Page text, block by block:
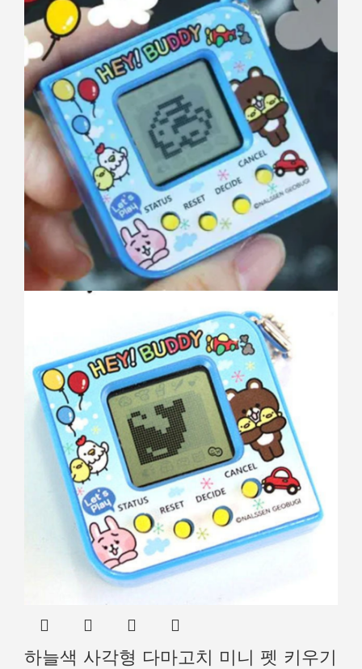
하늘색 사각형 다마고치 미니 펫 키우기